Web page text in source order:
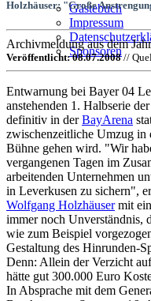
Gästebuch
Impressum
Sponsoren
Holzhäuser: "Große
Archivmeldung aus dem
Veröffentlicht: 08.07.2008//
Entwarnung bei Bayer 04
anstehenden 1. Halbserie
definitiv in derBayArena
zwischenzeitliche Umzug in
Bühne gehen wird. "Wir
vergangenen Tagen im
arbeitenden Unternehmen
in Leverkusen zu sichern",
Wolfgang Holzhäusermit
immer noch Unverständnis,
wie zum Beispiel
Gestaltung des Hinrunden-
Denn: Allein der Verzicht
hätte gut 300.000 Euro
In Absprache mit dem